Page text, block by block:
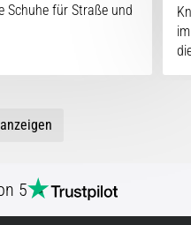
Schuhe für Straße und
5